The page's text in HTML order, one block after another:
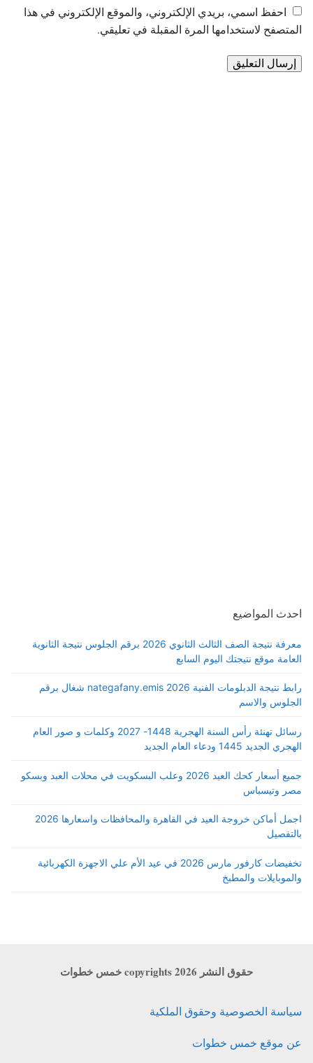
احفظ اسمي، بريدي الإلكتروني، والموقع الإلكتروني في هذا
المتصفح لاستخدامها المرة المقبلة في تعليقي.
احدث المواضيع
معرفة نتيجة الصف الثالث الثانوي 2026 برقم الجلوس نتيجة الثانوية
العامة موقع نتيجتك اليوم السابع
رابط نتيجة الدبلومات الفنية 2026 nategafany.emis شغال برقم
الجلوس والاسم
رسائل تهنئة رأس السنة الهجرية 1448- 2027 وكلمات و صور العام
الهجري الجديد 1445 ودعاء العام الجديد
جميع أسعار كحك العيد 2026 وعلب البسكويت في محلات العبد وبسكو
مصر وتيسباس
اجمل أماكن خروجة العيد في القاهرة والمحافظات واسعارها 2026
بالتفصيل
تخفيضات كارفور مارس 2026 في عيد الأم علي الاجهزة الكهربائية
والموبايلات والمطبخ
حقوق النشر copyrights 2026 خمس خطوات
سياسة الخصوصية وحقوق الملكية
عن موقع خمس خطوات